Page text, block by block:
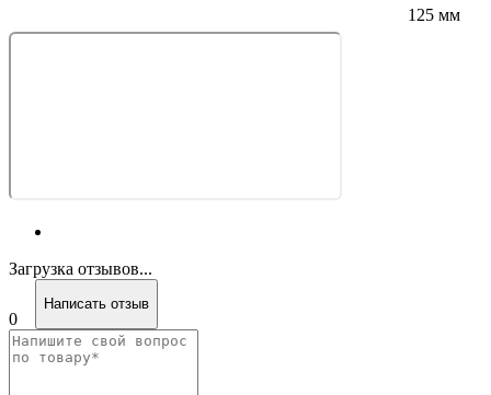
125 мм
Загрузка отзывов...
0
Написать отзыв